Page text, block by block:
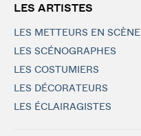
LES ARTISTES
LES METTEURS EN SCÈNE
LES SCÉNOGRAPHES
LES COSTUMIERS
LES DÉCORATEURS
LES ÉCLAIRAGISTES